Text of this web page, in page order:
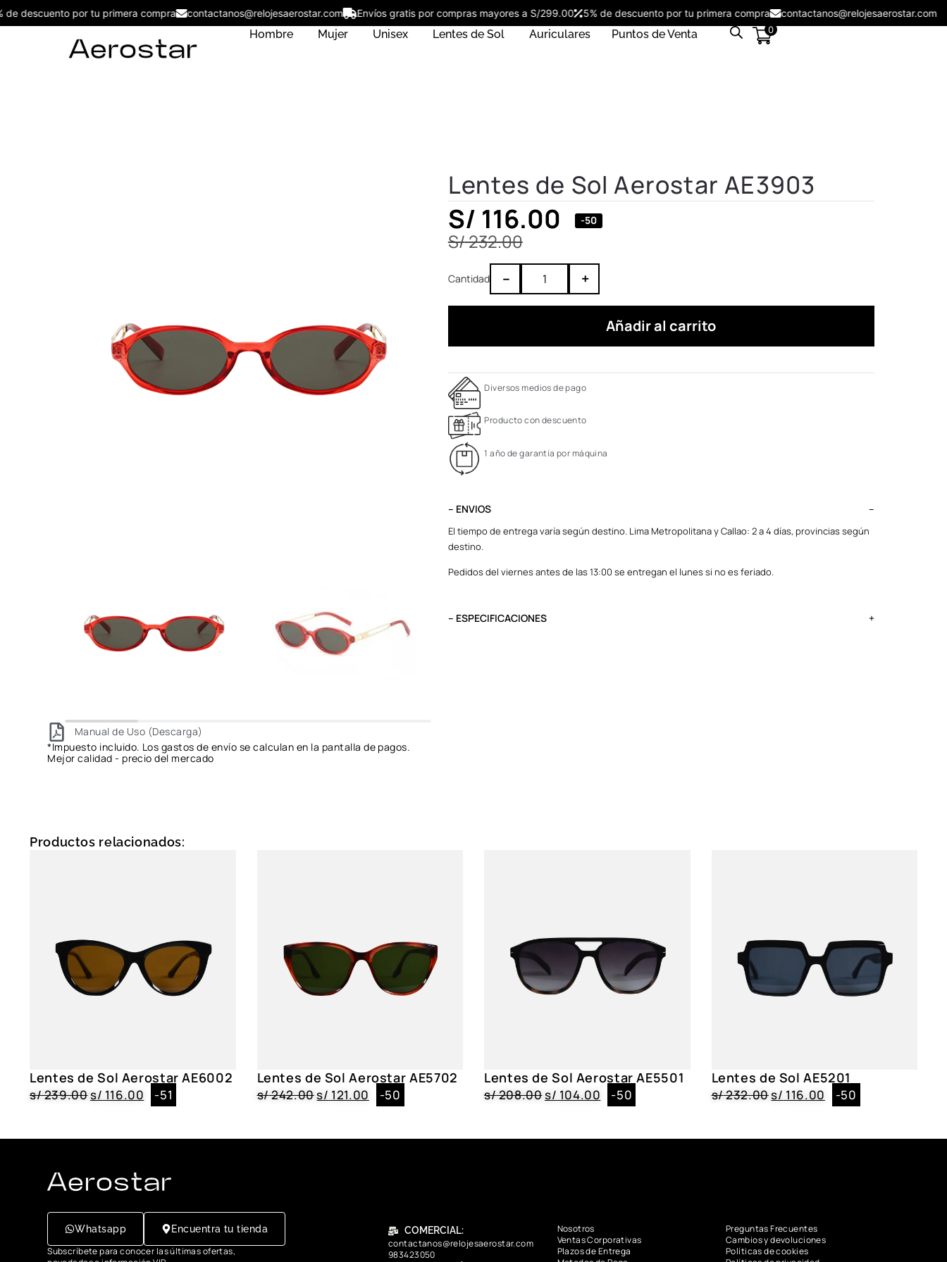
5% de descuento por tu primera compra contactanos@relojesaerostar.com Envíos gratis por compras mayores a S/299.00 5% de descuento por tu primera compra
Hombre Mujer Unisex Lentes de Sol Auriculares Puntos de Venta 0
Manual de Uso (Descarga)
*Impuesto incluido. Los gastos de envío se calculan en la pantalla de pagos.
Mejor calidad - precio del mercado
Lentes de Sol Aerostar AE3903
S/232.00
S/ 116.00 -50
– +
Añadir al carrito
Diversos medios de pago
Producto con descuento
1 año de garantía por máquina
– ENVIOS
El tiempo de entrega varía según destino. Lima Metropolitana y Callao: 2 a 4 días, provincias según
destino.
Pedidos del viernes antes de las 13:00 se entregan el lunes si no es feriado.
– ESPECIFICACIONES
Productos relacionados:
Lentes de Sol Aerostar AE6002
s/239.00s/ 116.00 -51
Lentes de Sol Aerostar AE5702
s/242.00s/ 121.00 -50
Lentes de Sol Aerostar AE5501
s/208.00s/ 104.00 -50
Lentes de Sol AE5201
s/232.00s/ 116.00 -50
Whatsapp Encuentra tu tienda
Subscríbete para conocer las últimas ofertas,
COMERCIAL:
contactanos@relojesaerostar.com
983423050
Nosotros
Ventas Corporativas
Plazos de Entrega
Preguntas Frecuentes
Cambios y devoluciones
Políticas de cookies